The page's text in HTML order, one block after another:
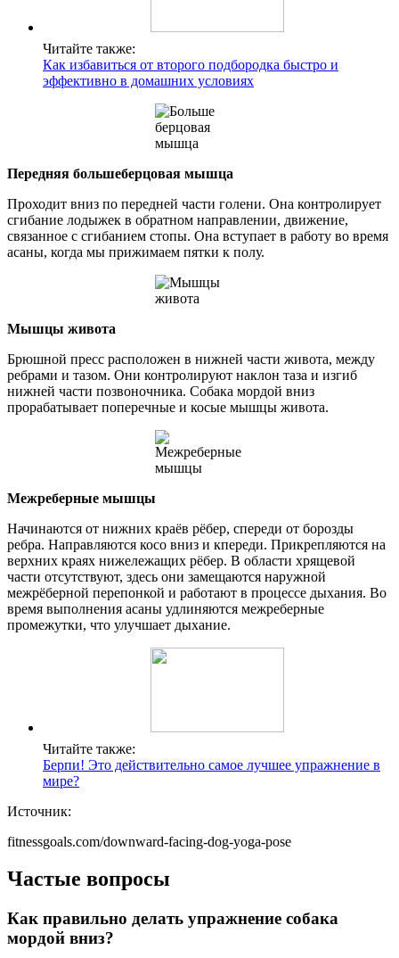
Читайте также:
Как избавиться от второго подбородка быстро и
эффективно в домашних условиях
Передняя большеберцовая мышца
Проходит вниз по передней части голени. Она контролирует
сгибание лодыжек в обратном направлении, движение,
связанное с сгибанием стопы. Она вступает в работу во время
асаны, когда мы прижимаем пятки к полу.
Мышцы живота
Брюшной пресс расположен в нижней части живота, между
ребрами и тазом. Они контролируют наклон таза и изгиб
нижней части позвоночника. Собака мордой вниз
прорабатывает поперечные и косые мышцы живота.
Межреберные мышцы
Начинаются от нижних краёв рёбер, спереди от борозды
ребра. Направляются косо вниз и кпереди. Прикрепляются на
верхних краях нижележащих рёбер. В области хрящевой
части отсутствуют, здесь они замещаются наружной
межрёберной перепонкой и работают в процессе дыхания. Во
время выполнения асаны удлиняются межреберные
промежутки, что улучшает дыхание.
Читайте также:
Берпи! Это действительно самое лучшее упражнение в
мире?
Источник:
fitnessgoals.com/downward-facing-dog-yoga-pose
Частые вопросы
Как правильно делать упражнение собака
мордой вниз?